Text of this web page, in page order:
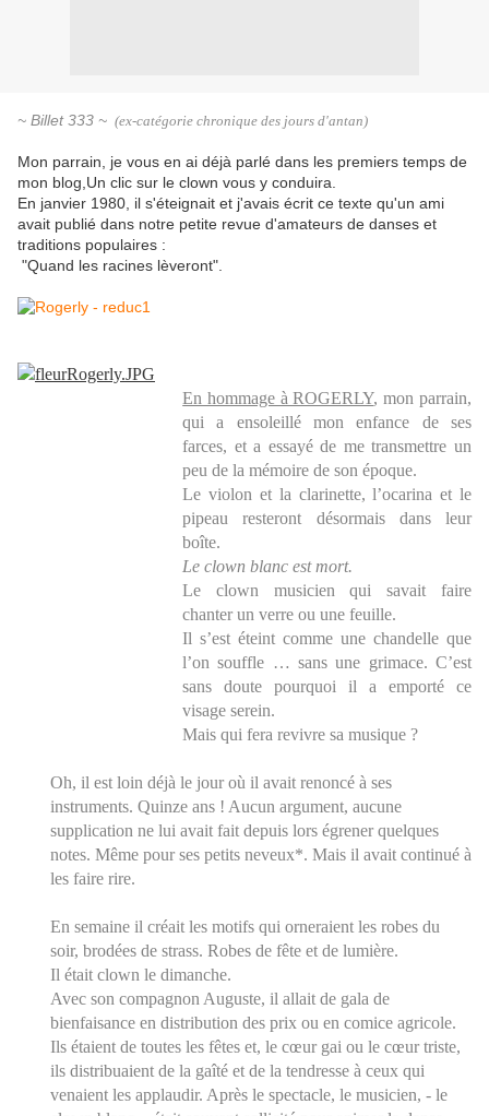
~ Billet 333 ~ (ex-catégorie chronique des jours d'antan)
Mon parrain, je vous en ai déjà parlé dans les premiers temps de
mon blog,Un clic sur le clown vous y conduira.
En janvier 1980, il s'éteignait et j'avais écrit ce texte qu'un ami
avait publié dans notre petite revue d'amateurs de danses et
traditions populaires :
"Quand les racines lèveront".
En hommage à ROGERLY, mon parrain,
qui a ensoleillé mon enfance de ses
farces, et a essayé de me transmettre un
peu de la mémoire de son époque.
Le violon et la clarinette, l’ocarina et le
pipeau resteront désormais dans leur
boîte.
Le clown blanc est mort.
Le clown musicien qui savait faire
chanter un verre ou une feuille.
Il s’est éteint comme une chandelle que
l’on souffle … sans une grimace. C’est
sans doute pourquoi il a emporté ce
visage serein.
Mais qui fera revivre sa musique ?
Oh, il est loin déjà le jour où il avait renoncé à ses
instruments. Quinze ans ! Aucun argument, aucune
supplication ne lui avait fait depuis lors égrener quelques
notes. Même pour ses petits neveux*. Mais il avait continué à
les faire rire.
En semaine il créait les motifs qui orneraient les robes du
soir, brodées de strass. Robes de fête et de lumière.
Il était clown le dimanche.
Avec son compagnon Auguste, il allait de gala de
bienfaisance en distribution des prix ou en comice agricole.
Ils étaient de toutes les fêtes et, le cœur gai ou le cœur triste,
ils distribuaient de la gaîté et de la tendresse à ceux qui
venaient les applaudir. Après le spectacle, le musicien, - le